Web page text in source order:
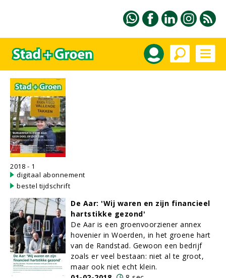
2018 - 1
digitaal abonnement
bestel tijdschrift
De Aar: 'Wij waren en zijn financieel
hartstikke gezond'
De Aar is een groenvoorziener annex
hovenier in Woerden, in het groene hart
van de Randstad. Gewoon een bedrijf
zoals er veel bestaan: niet al te groot,
maar ook niet echt klein.